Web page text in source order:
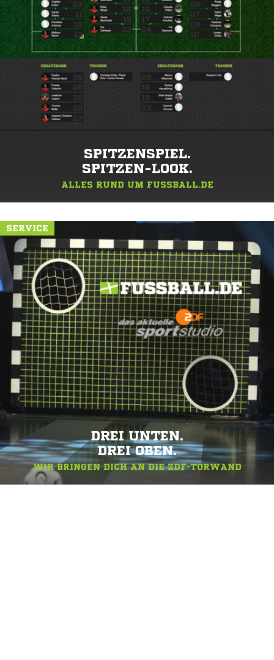
SPITZENSPIEL.
SPITZEN-LOOK.
ALLES RUND UM FUSSBALL.DE
SERVICE
DREI UNTEN.
DREI OBEN.
WIR BRINGEN DICH AN DIE ZDF-TORWAND